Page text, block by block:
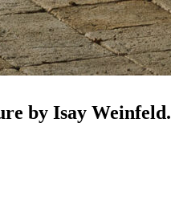
by Isay Weinfeld.